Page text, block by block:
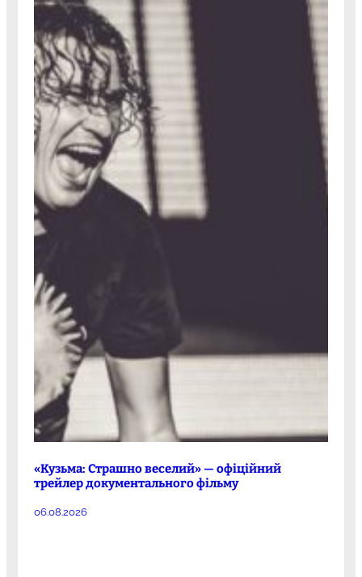
«Кузьма: Страшно веселий» — офіційний
трейлер документального фільму
06.08.2026